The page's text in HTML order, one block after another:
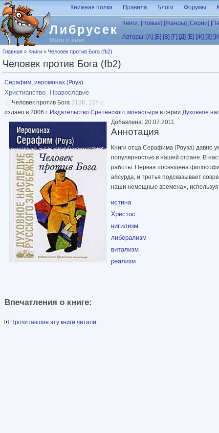
Перейти к основному содержанию
Либрусек
Много книг
Книжная полка Правила Блоги Форумы
Книги: [Новые] [Жанры] [Серии]
Авторы: [А] [Б] [В] [Г] [Д] [Е] [Ж] [З]
Вы здесь
Главная » Книги » Человек против Бога (fb2)
Человек против Бога (fb2)
Серафим, иеромонах (Роуз)
Христианство Православие
Человек против Бога 313K, 128 с.
издано в 2006 г. Издательство Сретенского монастыря в серии Духовное
Добавлена: 20.07.2011
Аннотация
Книги отца Серафима (Роуза) давно
популярностью в нашей стране. В
работы. Первая посвящена
абсурда, и третья подсказывает
наши немощные времена», используя
истина
Христос
нигилизм
либерализм
витализм
реализм
Впечатления о книге:
Прочитавшие эту книги читали: